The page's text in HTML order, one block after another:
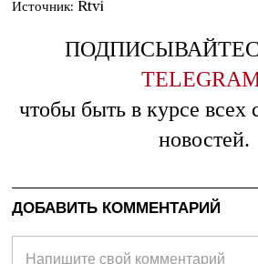
Источник: Rtvi
чтобы быть в курсе
новостей.
ДОБАВИТЬ КОММЕНТАРИЙ